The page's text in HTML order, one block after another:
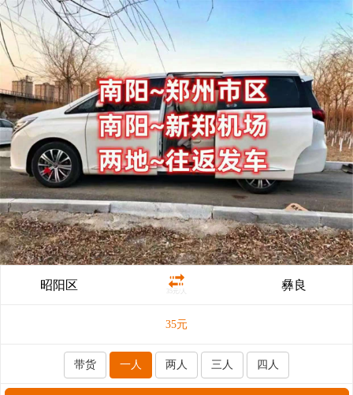
昭阳区 35元/人 彝良
35元
带货 一人 两人 三人 四人